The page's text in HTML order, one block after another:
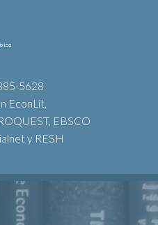
5628
EconLit,
EBSCO
y RESH